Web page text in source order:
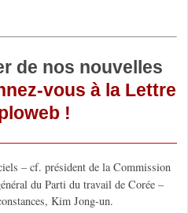
de nos nouvelles
vous à la Lettre
!
– cf. président de la Commission
du Parti du travail de Corée –
Kim Jong-un.